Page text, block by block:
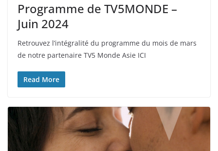
Programme de TV5MONDE –
Juin 2024
Retrouvez l’intégralité du programme du mois de mars
de notre partenaire TV5 Monde Asie ICI
Read More